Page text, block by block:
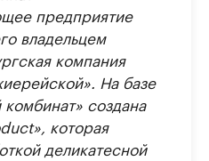
предприятие
владельцем
компания
На базе
создана
которая
деликатесной